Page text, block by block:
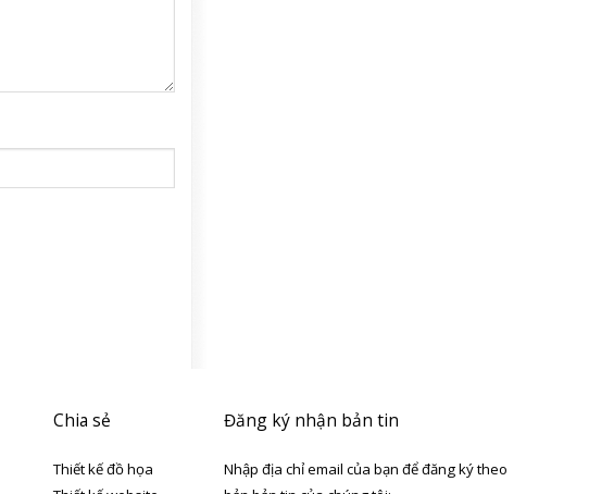
Chia sẻ
Thiết kế đồ họa
Đăng ký nhận bản tin
Nhập địa chỉ email của bạn để đăng ký theo